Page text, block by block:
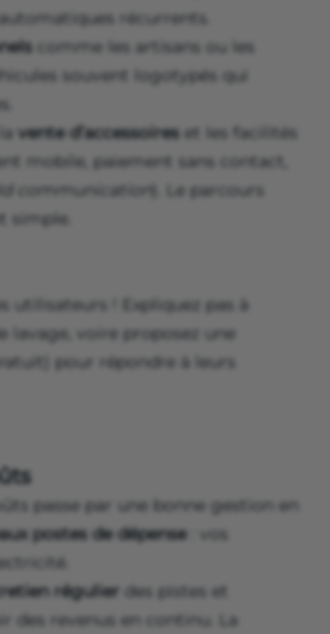
récurrents.
comme les artisans ou les
souvent logotypés qui
vente d’accessoires et les facilités
mobile, paiement sans contact,
communication). Le parcours
simple.
utilisateurs ! Expliquez pas à
lavage, voire proposez une
pour répondre à leurs
passe par une bonne gestion en
postes de dépense: vos
régulier des pistes et
des revenus en continu. La